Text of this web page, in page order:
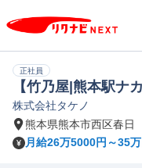
正社員
【竹乃屋|熊本駅ナ
株式会社タケノ
熊本県熊本市西区春日
月給26万5000円～35万